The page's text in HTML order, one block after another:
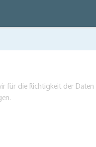
die Richtigkeit der